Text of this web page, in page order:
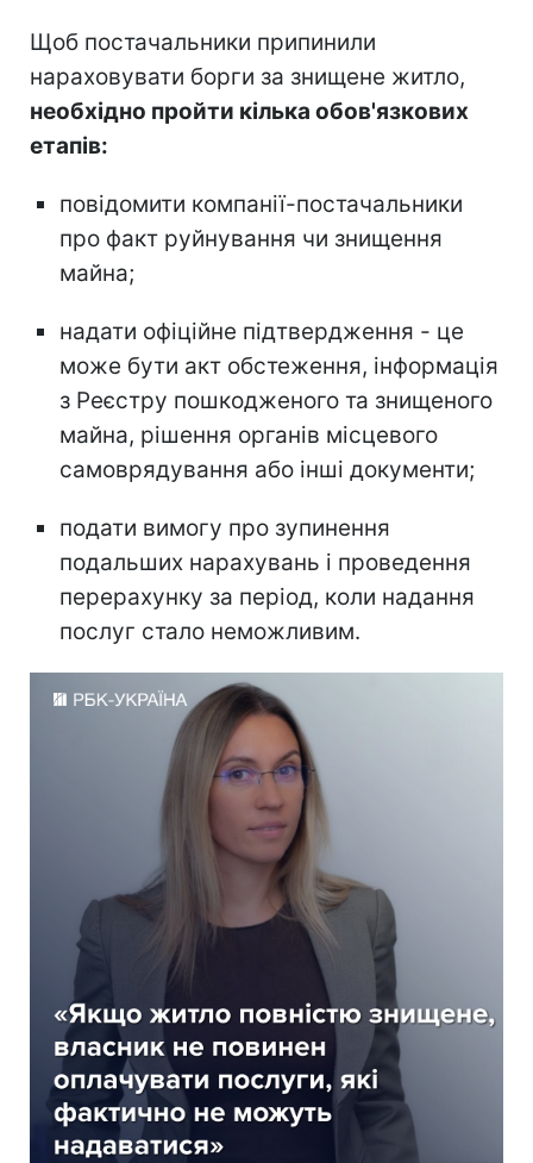
Щоб постачальники припинили
нараховувати борги за знищене житло,
необхідно пройти кілька обов'язкових
етапів:
повідомити компанії-постачальники
про факт руйнування чи знищення
майна;
надати офіційне підтвердження - це
може бути акт обстеження, інформація
з Реєстру пошкодженого та знищеного
майна, рішення органів місцевого
самоврядування або інші документи;
подати вимогу про зупинення
подальших нарахувань і проведення
перерахунку за період, коли надання
послуг стало неможливим.